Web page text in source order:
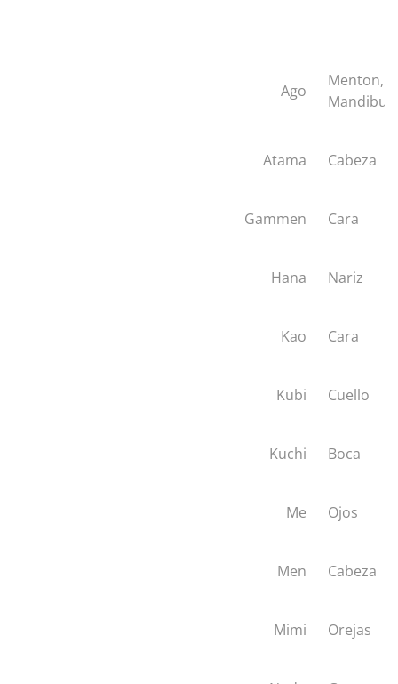
Ago
Menton,
Mandibula
Atama Cabeza
Gammen Cara
Hana Nariz
Kao Cara
Kubi Cuello
Kuchi Boca
Me Ojos
Men Cabeza
Mimi Orejas